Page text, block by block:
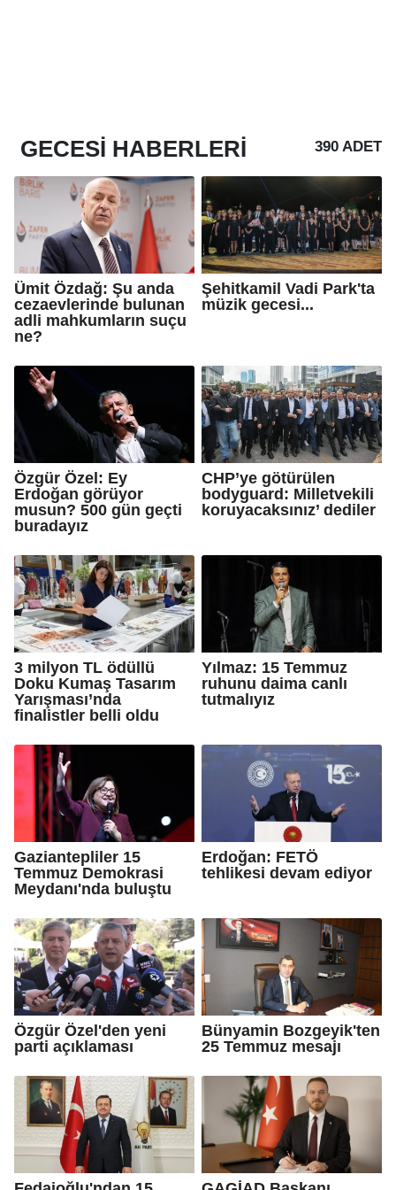
GECESI HABERLERI 390 ADET
Ümit Özdağ: Şu anda
cezaevlerinde bulunan
adli mahkumların suçu
ne?
Şehitkamil Vadi Park'ta
müzik gecesi...
Özgür Özel: Ey
Erdoğan görüyor
musun? 500 gün geçti
buradayız
CHP’ye götürülen
bodyguard: Milletvekili
koruyacaksınız’ dediler
3 milyon TL ödüllü
Doku Kumaş Tasarım
Yarışması’nda
finalistler belli oldu
Yılmaz: 15 Temmuz
ruhunu daima canlı
tutmalıyız
Gaziantepliler 15
Temmuz Demokrasi
Meydanı'nda buluştu
Erdoğan: FETÖ
tehlikesi devam ediyor
Özgür Özel'den yeni
parti açıklaması
Bünyamin Bozgeyik'ten
25 Temmuz mesajı